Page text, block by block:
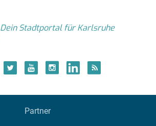
Dein Stadtportal für Karlsruhe
Partner